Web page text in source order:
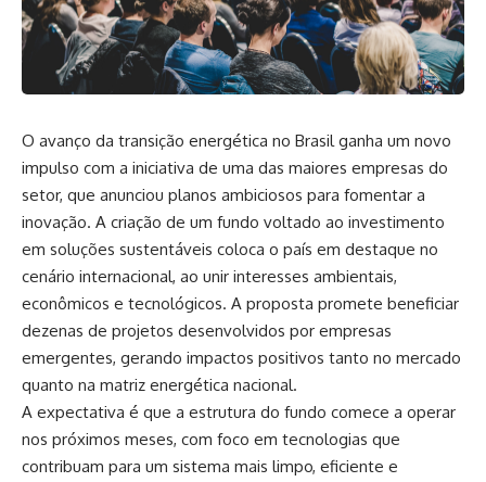
O avanço da transição energética no Brasil ganha um novo
impulso com a iniciativa de uma das maiores empresas do
setor, que anunciou planos ambiciosos para fomentar a
inovação. A criação de um fundo voltado ao investimento
em soluções sustentáveis coloca o país em destaque no
cenário internacional, ao unir interesses ambientais,
econômicos e tecnológicos. A proposta promete beneficiar
dezenas de projetos desenvolvidos por empresas
emergentes, gerando impactos positivos tanto no mercado
quanto na matriz energética nacional.
A expectativa é que a estrutura do fundo comece a operar
nos próximos meses, com foco em tecnologias que
contribuam para um sistema mais limpo, eficiente e